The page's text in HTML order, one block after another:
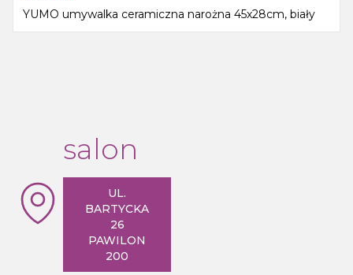
YUMO umywalka ceramiczna narożna 45x28cm, biały
salon
UL.
BARTYCKA
26
PAWILON
200